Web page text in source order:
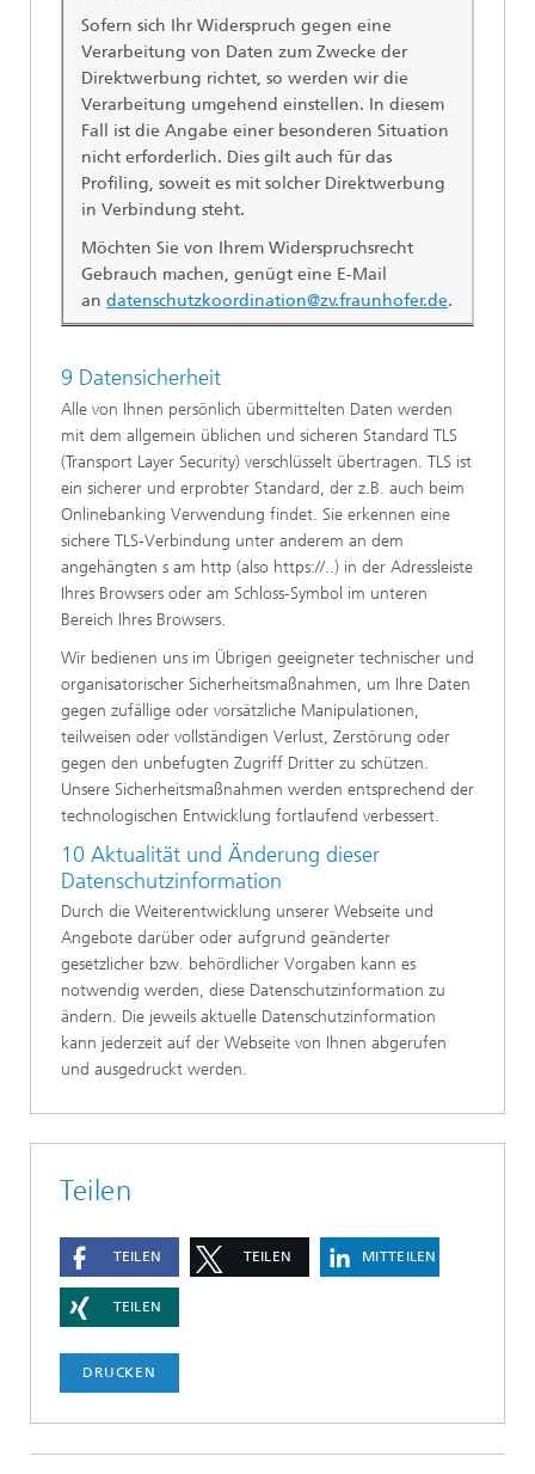
Sofern sich Ihr Widerspruch gegen eine
Verarbeitung von Daten zum Zwecke der
Direktwerbung richtet, so werden wir die
Verarbeitung umgehend einstellen. In diesem
Fall ist die Angabe einer besonderen Situation
nicht erforderlich. Dies gilt auch für das
Profiling, soweit es mit solcher Direktwerbung
in Verbindung steht.
Möchten Sie von Ihrem Widerspruchsrecht
Gebrauch machen, genügt eine E-Mail
an datenschutzkoordination@zv.fraunhofer.de.
9 Datensicherheit
Alle von Ihnen persönlich übermittelten Daten werden
mit dem allgemein üblichen und sicheren Standard TLS
(Transport Layer Security) verschlüsselt übertragen. TLS ist
ein sicherer und erprobter Standard, der z.B. auch beim
Onlinebanking Verwendung findet. Sie erkennen eine
sichere TLS-Verbindung unter anderem an dem
angehängten s am http (also https://..) in der Adressleiste
Ihres Browsers oder am Schloss-Symbol im unteren
Bereich Ihres Browsers.
Wir bedienen uns im Übrigen geeigneter technischer und
organisatorischer Sicherheitsmaßnahmen, um Ihre Daten
gegen zufällige oder vorsätzliche Manipulationen,
teilweisen oder vollständigen Verlust, Zerstörung oder
gegen den unbefugten Zugriff Dritter zu schützen.
Unsere Sicherheitsmaßnahmen werden entsprechend der
technologischen Entwicklung fortlaufend verbessert.
10 Aktualität und Änderung dieser
Datenschutzinformation
Durch die Weiterentwicklung unserer Webseite und
Angebote darüber oder aufgrund geänderter
gesetzlicher bzw. behördlicher Vorgaben kann es
notwendig werden, diese Datenschutzinformation zu
ändern. Die jeweils aktuelle Datenschutzinformation
kann jederzeit auf der Webseite von Ihnen abgerufen
und ausgedruckt werden.
Teilen
TEILEN TEILEN MITTEILEN
TEILEN
DRUCKEN